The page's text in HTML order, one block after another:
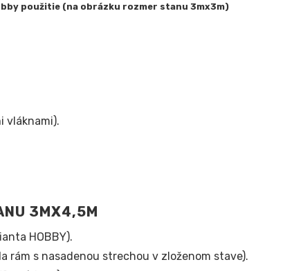
použitie (na obrázku rozmer stanu 3mx3m)
vláknami).
3MX4,5M
HOBBY).
rám s nasadenou strechou v zloženom stave).